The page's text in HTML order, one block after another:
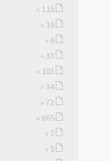
» 115
» 10
» 6
» 33
» 103
» 34
» 72
» 665
» 7
» 5